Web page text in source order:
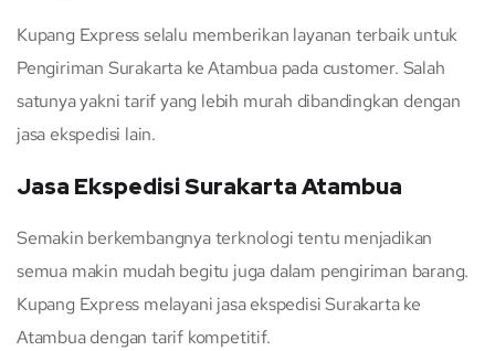
Kupang Express selalu memberikan layanan terbaik untuk
Pengiriman Surakarta ke Atambua pada customer. Salah
satunya yakni tarif yang lebih murah dibandingkan dengan
jasa ekspedisi lain.
Jasa Ekspedisi Surakarta Atambua
Semakin berkembangnya terknologi tentu menjadikan
semua makin mudah begitu juga dalam pengiriman barang.
Kupang Express melayani jasa ekspedisi Surakarta ke
Atambua dengan tarif kompetitif.